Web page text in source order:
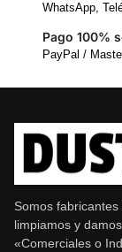
WhatsApp,
Pago 100%
PayPal /
Somos
limpiamos y
«Comerciales o